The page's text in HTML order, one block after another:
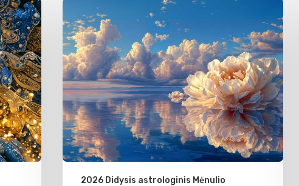
2026 Didysis astrologinis Mėnulio
Mėnulio
jaunatis
Vėžio
zodiako
ženkle